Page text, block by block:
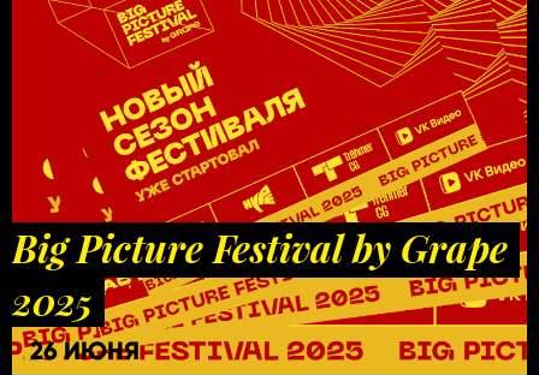
Big Picture Festival by Grape
2025
26 ИЮНЯ